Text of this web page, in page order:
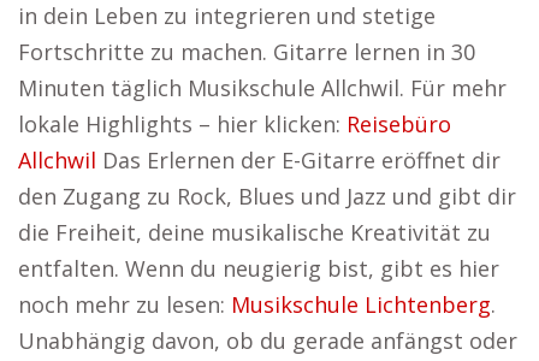
in dein Leben zu integrieren und stetige
Fortschritte zu machen. Gitarre lernen in 30
Minuten täglich Musikschule Allchwil. Für mehr
lokale Highlights – hier klicken: Reisebüro
Allchwil Das Erlernen der E-Gitarre eröffnet dir
den Zugang zu Rock, Blues und Jazz und gibt dir
die Freiheit, deine musikalische Kreativität zu
entfalten. Wenn du neugierig bist, gibt es hier
noch mehr zu lesen: Musikschule Lichtenberg.
Unabhängig davon, ob du gerade anfängst oder